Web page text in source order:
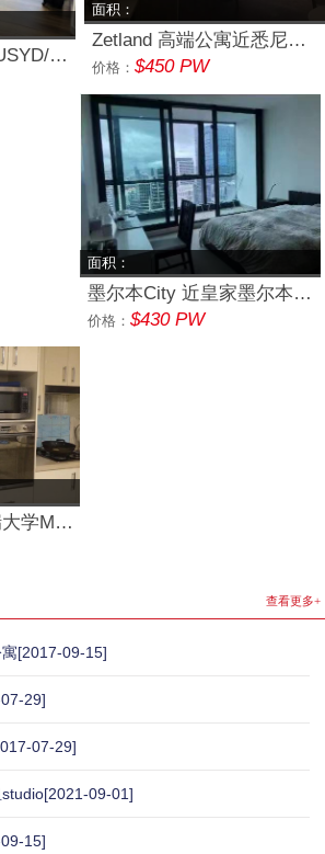
Ultimo 近悉尼大学USYD/悉尼科技大学UTS 单间
面积：
Zetland 高端公寓近悉尼大学USYD/悉尼科技大学UTS 单间
价格：$450 PW
面积：
墨尔本City 近皇家墨尔本理工大学 RMIT 主卧
价格： $430 PW
Marsfield 近麦考瑞大学MQ 单间
查看更多+
[2017-09-15]
29]
07-29]
[2021-09-01]
15]